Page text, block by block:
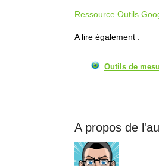
Ressource Outils
A lire également :
Outils de
A propos de